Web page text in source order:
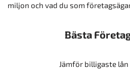
miljon och vad du som
Bästa
Jämför billigaste